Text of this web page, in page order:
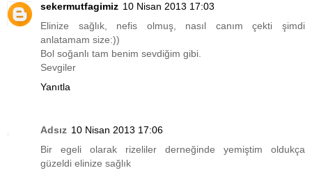
sekermutfagimiz 10 Nisan 2013 17:03
Elinize sağlık, nefis olmuş, nasıl canım çekti şimdi
anlatamam size:))
Bol soğanlı tam benim sevdiğim gibi.
Sevgiler
Yanıtla
Adsız 10 Nisan 2013 17:06
Bir egeli olarak rizeliler derneğinde yemiştim oldukça
güzeldi elinize sağlık